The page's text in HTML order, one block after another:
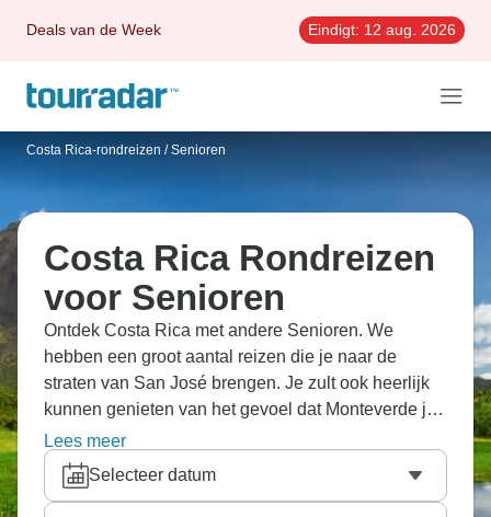
Deals van de Week Eindigt: 12 aug. 2026
Costa Rica-rondreizen / Senioren
Costa Rica Rondreizen
voor Senioren
Ontdek Costa Rica met andere Senioren. We
hebben een groot aantal reizen die je naar de
straten van San José brengen. Je zult ook heerlijk
kunnen genieten van het gevoel dat Monteverde je
geeft.
Lees meer
Selecteer datum